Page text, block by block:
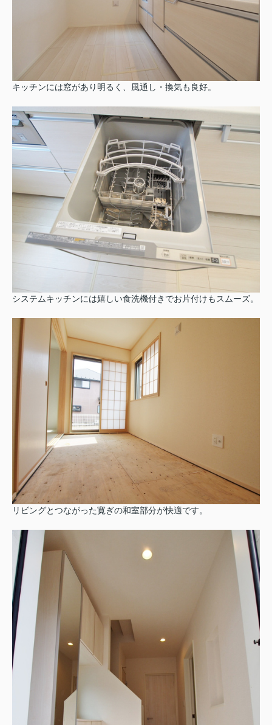
キッチンには窓があり明るく、風通し・換気も良好。
システムキッチンには嬉しい食洗機付きでお片付けもスムーズ。
リビングとつながった寛ぎの和室部分が快適です。